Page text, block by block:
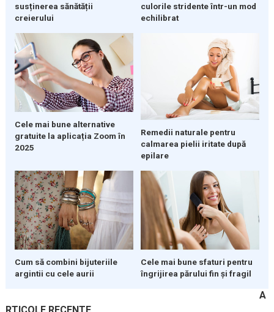
susținerea sănătății
creierului
culorile stridente într-un mod
echilibrat
Cele mai bune alternative
gratuite la aplicația Zoom în
2025
Remedii naturale pentru
calmarea pielii iritate după
epilare
Cum să combini bijuteriile
argintii cu cele aurii
Cele mai bune sfaturi pentru
îngrijirea părului fin și fragil
A